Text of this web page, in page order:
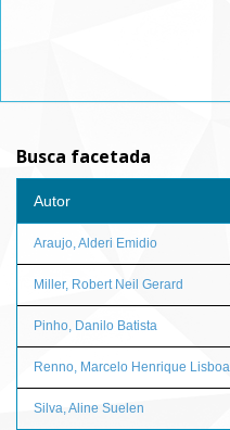
Busca facetada
Autor
Araujo, Alderi Emidio
Miller, Robert Neil Gerard
Pinho, Danilo Batista
Renno, Marcelo Henrique Lisboa
Silva, Aline Suelen